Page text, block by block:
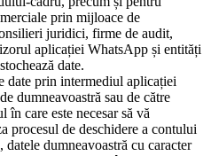
prin mijloace de
juridici, firme de audit,
aplicației WhatsApp și entități
date.
date prin intermediul aplicației
dumneavoastră sau de către
în care este necesar să vă
procesul de deschidere a contului
dumneavoastră cu caracter